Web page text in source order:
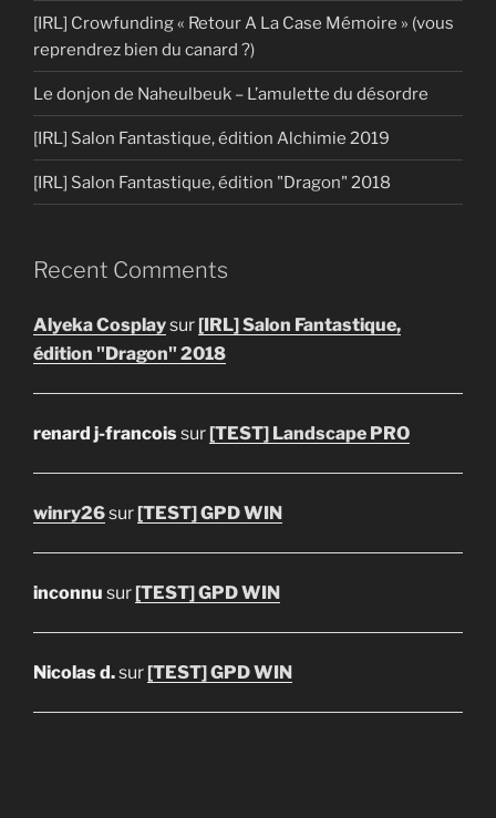
[IRL] Crowfunding « Retour A La Case Mémoire » (vous
reprendrez bien du canard ?)
Le donjon de Naheulbeuk – L’amulette du désordre
[IRL] Salon Fantastique, édition Alchimie 2019
[IRL] Salon Fantastique, édition "Dragon" 2018
Recent Comments
Alyeka Cosplaysur[IRL] Salon Fantastique,
édition "Dragon" 2018
renard j-francoissur[TEST] Landscape PRO
winry26sur[TEST] GPD WIN
inconnu sur[TEST] GPD WIN
Nicolas d.sur[TEST] GPD WIN